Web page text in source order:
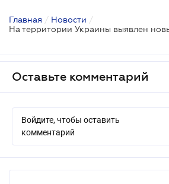
Главная / Новости /
Оставьте комментарий
Войдите, чтобы оставить
комментарий